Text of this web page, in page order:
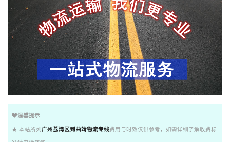
温馨提示
★ 本站所列 广州荔湾区到曲靖物流专线费用与时效仅供参考，如需详细了解收费标